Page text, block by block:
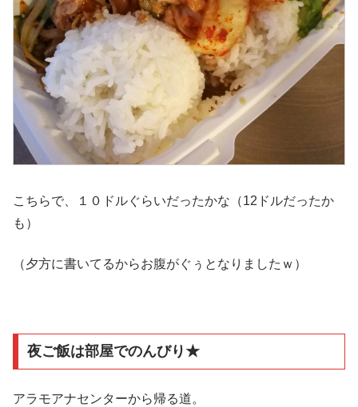
こちらで、１０ドルぐらいだったかな（12ドルだったか
も）
（夕方に書いてるからお腹がぐぅとなりましたｗ）
夜ご飯は部屋でのんびり★
アラモアナセンターから帰る道。